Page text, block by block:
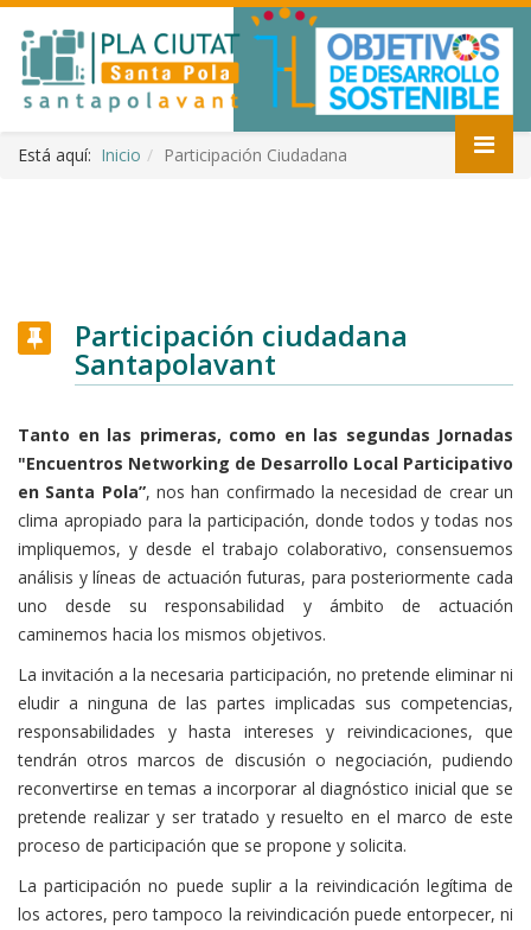
Está aquí: Inicio Participación Ciudadana
Participación ciudadana
Santapolavant
Tanto en las primeras, como en las segundas Jornadas
"Encuentros Networking de Desarrollo Local Participativo
en Santa Pola”, nos han confirmado la necesidad de crear un
clima apropiado para la participación, donde todos y todas nos
impliquemos, y desde el trabajo colaborativo, consensuemos
análisis y líneas de actuación futuras, para posteriormente cada
uno desde su responsabilidad y ámbito de actuación
caminemos hacia los mismos objetivos.
La invitación a la necesaria participación, no pretende eliminar ni
eludir a ninguna de las partes implicadas sus competencias,
responsabilidades y hasta intereses y reivindicaciones, que
tendrán otros marcos de discusión o negociación, pudiendo
reconvertirse en temas a incorporar al diagnóstico inicial que se
pretende realizar y ser tratado y resuelto en el marco de este
proceso de participación que se propone y solicita.
La participación no puede suplir a la reivindicación legítima de
los actores, pero tampoco la reivindicación puede entorpecer, ni